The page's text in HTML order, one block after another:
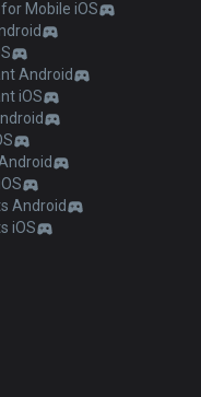
for Mobile iOS
Android
iOS
Android
iOS